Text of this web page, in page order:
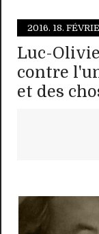
2016. 18.
Luc-
contre
et des